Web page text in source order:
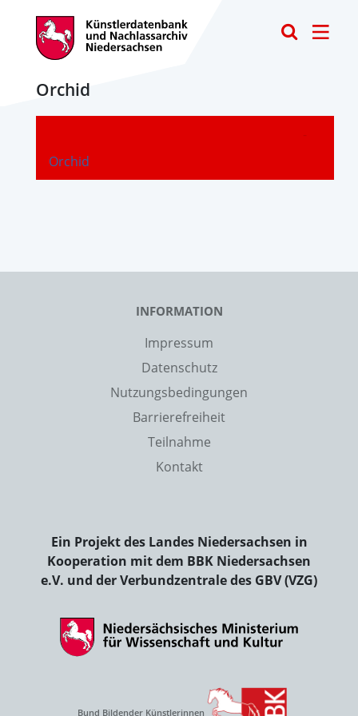
Orchid
Orchid
-
INFORMATION
Impressum
Datenschutz
Nutzungsbedingungen
Barrierefreiheit
Teilnahme
Kontakt
Ein Projekt des Landes Niedersachsen in
Kooperation mit dem BBK Niedersachsen
e.V. und der Verbundzentrale des GBV (VZG)
Bund Bildender Künstlerinnen